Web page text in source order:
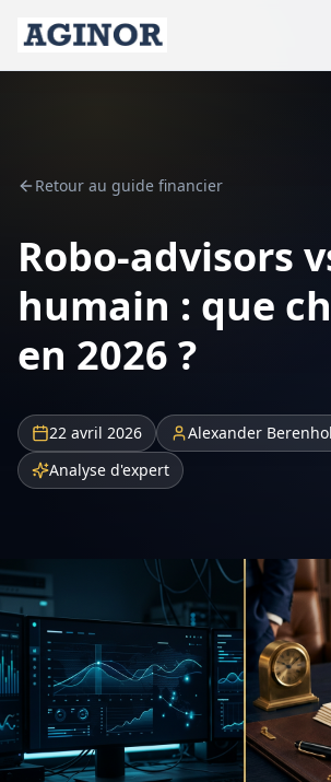
Retour au guide financier
Robo-advisors
humain : que
en 2026 ?
22 avril 2026
Alexander
Analyse d'expert